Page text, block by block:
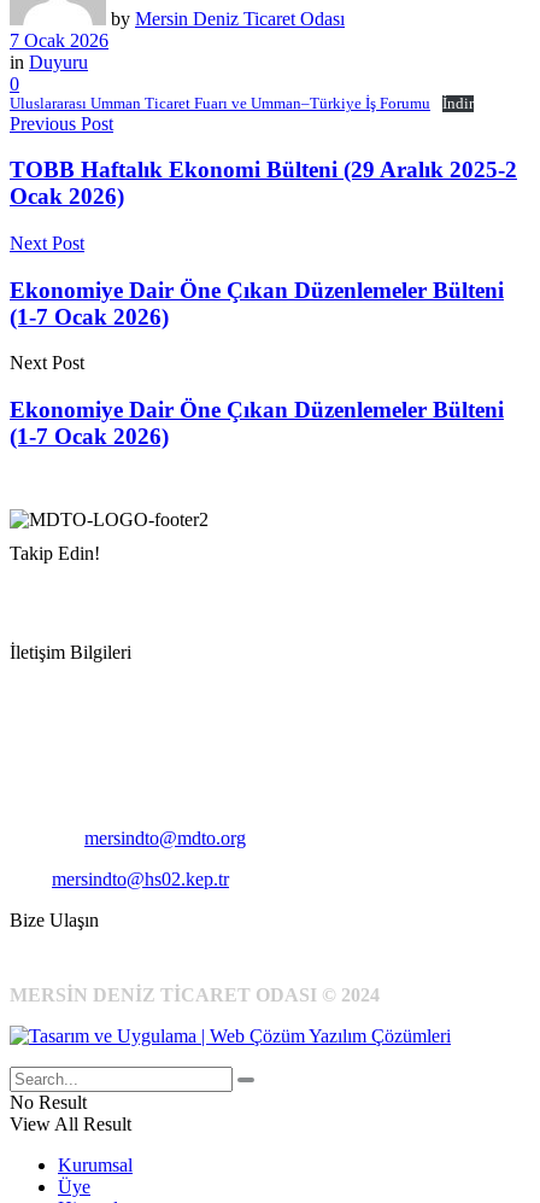
by Mersin Deniz Ticaret Odası
7 Ocak 2026
in Duyuru
0
Uluslararası Umman Ticaret Fuarı ve Umman–Türkiye İş Forumu İndir
Previous Post
TOBB Haftalık Ekonomi Bülteni (29 Aralık 2025-2
Ocak 2026)
Next Post
Ekonomiye Dair Öne Çıkan Düzenlemeler Bülteni
(1-7 Ocak 2026)
Next Post
Ekonomiye Dair Öne Çıkan Düzenlemeler Bülteni
(1-7 Ocak 2026)
Takip Edin!
İletişim Bilgileri
mersindto@mdto.org
mersindto@hs02.kep.tr
Bize Ulaşın
MERSİN DENİZ TİCARET ODASI © 2024
No Result
View All Result
Kurumsal
Üye